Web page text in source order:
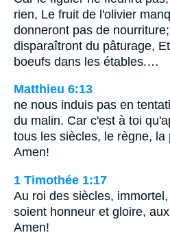
rien, Le fruit de l'olivier
donneront pas de
disparaîtront du pâturage,
boeufs dans les étables.…
Matthieu 6:13
ne nous induis pas en
du malin. Car c'est à toi
tous les siècles, le règne, la
Amen!
1 Timothée 1:17
Au roi des siècles,
soient honneur et gloire,
Amen!